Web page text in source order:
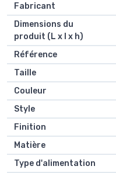
Fabricant
Dimensions du
produit (L x l x h)
Référence
Taille
Couleur
Style
Finition
Matière
Type d'alimentation